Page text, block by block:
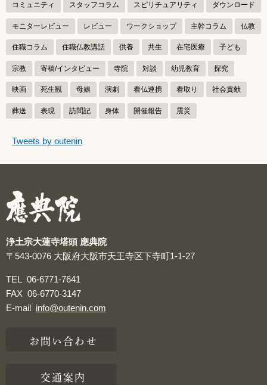
コミュニティ スタッフコラム スピリチュアリティ ダウンロード
モニターレビュー レビュー ワークショップ 主幹コラム 仏教
住職コラム 住職仏教講話 供養 共生 在宅医療 子ども
宗教 寄稿/インタビュー 寺院 対談 幼児教育 探究
映画 死生観 母娘 演劇 看仏連携 看取り 社会貢献
葬送 表現 訪問記 身体 開催報告 震災
つぶやき
つぶやきをスキップする
Tweets by outenin
浄土宗大蓮寺塔頭 應典院
〒543-0076 大阪府大阪市天王寺区下寺町1-1-27
TEL 06-6771-7641
FAX 06-6770-3147
E-mail info@outenin.com
お問い合わせ
交通案内